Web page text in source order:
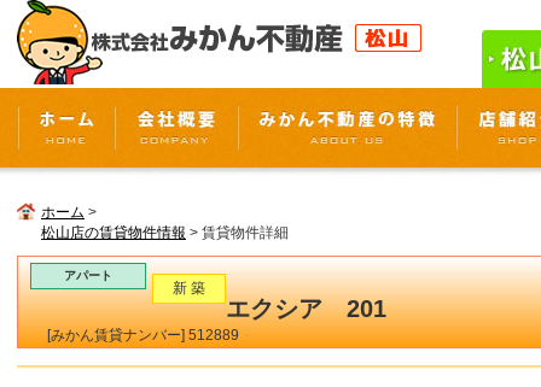
ホーム >
松山店の賃貸物件情報 > 賃貸物件詳細
アパート
新 築
エクシア 201
[みかん賃貸ナンバー] 512889